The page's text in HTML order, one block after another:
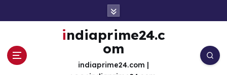
indiaprime24.c
om
indiaprime24.com |